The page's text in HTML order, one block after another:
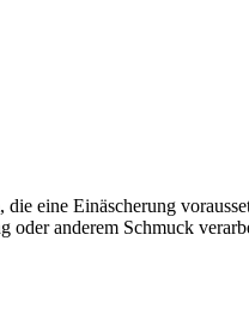
eine Einäscherung
anderem Schmuck